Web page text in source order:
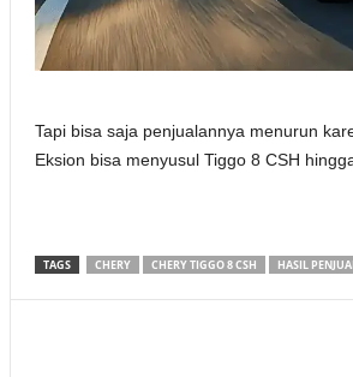
Tapi bisa saja penjualannya menurun
Eksion bisa menyusul Tiggo 8 CSH
TAGS CHERY CHERY TIGGO 8 CSH HASIL